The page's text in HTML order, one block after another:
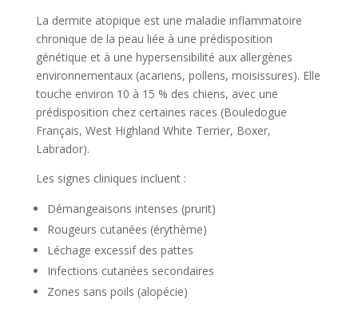
La dermite atopique est une maladie inflammatoire
chronique de la peau liée à une prédisposition
génétique et à une hypersensibilité aux allergènes
environnementaux (acariens, pollens, moisissures). Elle
touche environ 10 à 15 % des chiens, avec une
prédisposition chez certaines races (Bouledogue
Français, West Highland White Terrier, Boxer,
Labrador).
Les signes cliniques incluent :
Démangeaisons intenses (prurit)
Rougeurs cutanées (érythème)
Léchage excessif des pattes
Infections cutanées secondaires
Zones sans poils (alopécie)